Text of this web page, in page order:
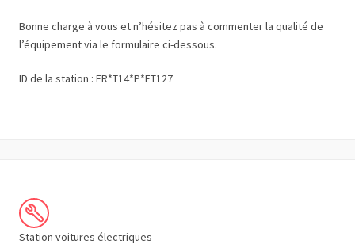
Bonne charge à vous et n’hésitez pas à commenter la qualité de
l’équipement via le formulaire ci-dessous.
ID de la station : FR*T14*P*ET127
Station voitures électriques